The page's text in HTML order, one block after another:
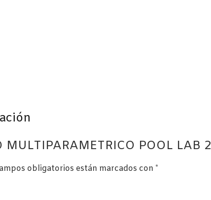
POOL LAB
obligatorios están marcados con *